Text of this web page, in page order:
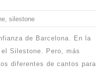
, silestone
de Barcelona. En la
Silestone. Pero, más
diferentes de cantos para